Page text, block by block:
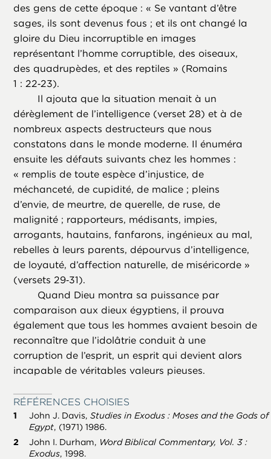
des gens de cette époque : « Se vantant d’être
sages, ils sont devenus fous ; et ils ont changé la
gloire du Dieu incorruptible en images
représentant l’homme corruptible, des oiseaux,
des quadrupèdes, et des reptiles » (Romains
1 : 22‑23).
Il ajouta que la situation menait à un
dérèglement de l’intelligence (verset 28) et à de
nombreux aspects destructeurs que nous
constatons dans le monde moderne. Il énuméra
ensuite les défauts suivants chez les hommes :
« remplis de toute espèce d’injustice, de
méchanceté, de cupidité, de malice ; pleins
d’envie, de meurtre, de querelle, de ruse, de
malignité ; rapporteurs, médisants, impies,
arrogants, hautains, fanfarons, ingénieux au mal,
rebelles à leurs parents, dépourvus d’intelligence,
de loyauté, d’affection naturelle, de miséricorde »
(versets 29‑31).
Quand Dieu montra sa puissance par
comparaison aux dieux égyptiens, il prouva
également que tous les hommes avaient besoin de
reconnaître que l’idolâtrie conduit à une
corruption de l’esprit, un esprit qui devient alors
incapable de véritables valeurs pieuses.
RÉFÉRENCES CHOISIES
John J. Davis, Studies in Exodus : Moses and the Gods of
Egypt, (1971) 1986.
John I. Durham, Word Biblical Commentary, Vol. 3 :
Exodus, 1998.